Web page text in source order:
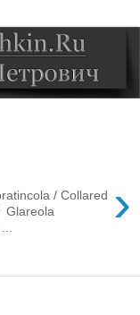
›
/ Collared
Glareola